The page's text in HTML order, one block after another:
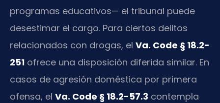
programas educativos— el tribunal puede
desestimar el cargo. Para ciertos delitos
relacionados con drogas, el Va. Code § 18.2-
251 ofrece una disposición diferida similar. En
casos de agresión doméstica por primera
ofensa, el Va. Code § 18.2-57.3 contempla